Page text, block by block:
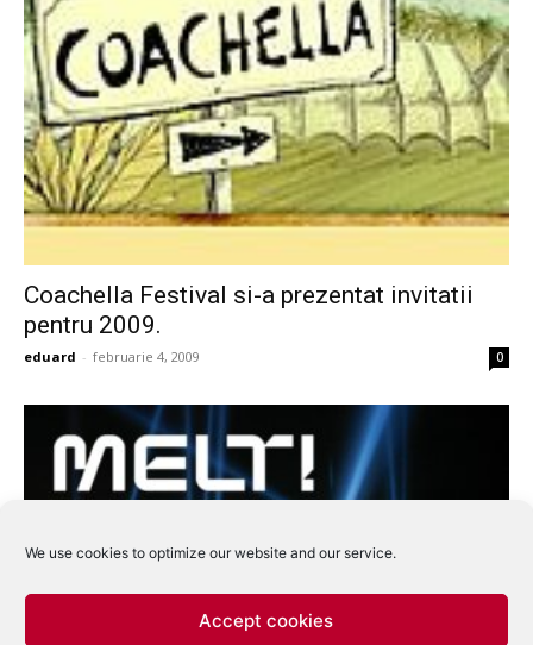
We use cookies to optimize our website and our service.
Accept cookies
Coachella Festival si-a prezentat invitatii
pentru 2009.
eduard - februarie 4, 2009 0